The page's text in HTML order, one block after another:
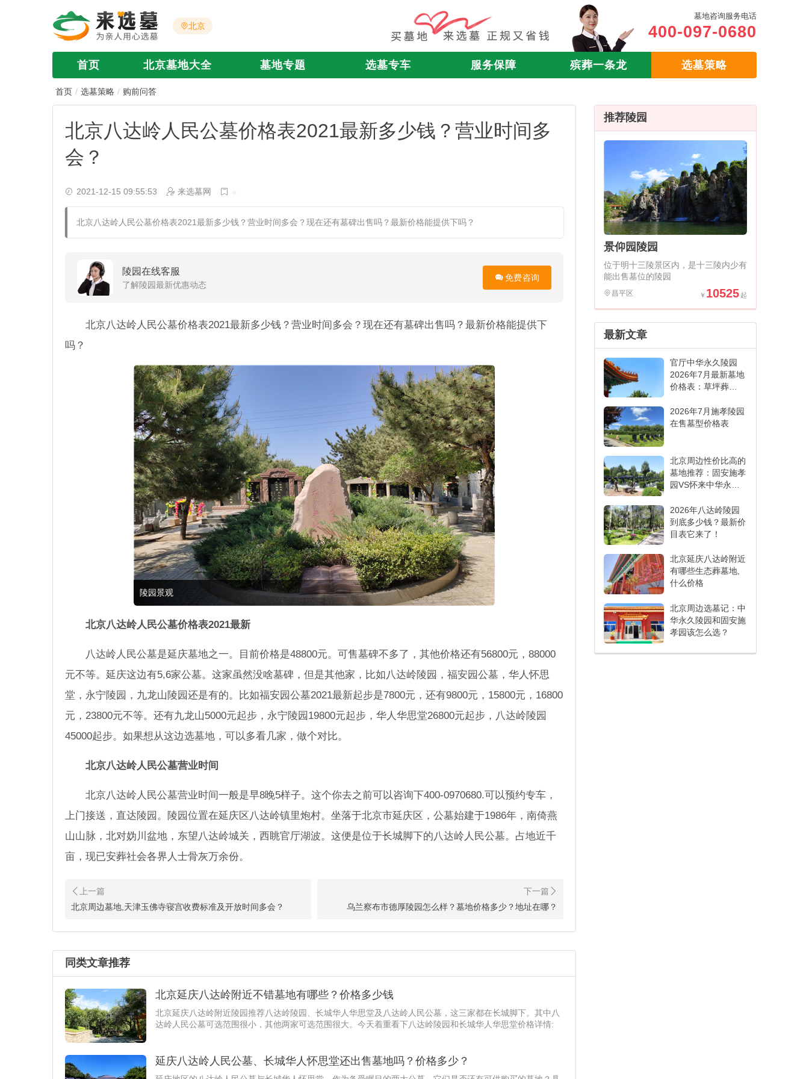
北京
墓地咨询服务电话
400-097-0680
首页 北京墓地大全 墓地专题 选墓专车 服务保障 殡葬一条龙 选墓策略
首页 选墓策略 购前问答
北京八达岭人民公墓价格表2021最新多少钱？营业时间多
会？
2021-12-15 09:55:53 来选墓网
北京八达岭人民公墓价格表2021最新多少钱？营业时间多会？现在还有墓碑出售吗？最新价格能提供下吗？
陵园在线客服
了解陵园最新优惠动态
免费咨询
北京八达岭人民公墓价格表2021最新多少钱？营业时间多会？现在还有墓碑出售吗？最新价格能提供下
吗？
陵园景观
北京八达岭人民公墓价格表2021最新
八达岭人民公墓是延庆墓地之一。目前价格是48800元。可售墓碑不多了，其他价格还有56800元，88000
元不等。延庆这边有5,6家公墓。这家虽然没啥墓碑，但是其他家，比如八达岭陵园，福安园公墓，华人怀思
堂，永宁陵园，九龙山陵园还是有的。比如福安园公墓2021最新起步是7800元，还有9800元，15800元，16800
元，23800元不等。还有九龙山5000元起步，永宁陵园19800元起步，华人华思堂26800元起步，八达岭陵园
45000起步。如果想从这边选墓地，可以多看几家，做个对比。
北京八达岭人民公墓营业时间
北京八达岭人民公墓营业时间一般是早8晚5样子。这个你去之前可以咨询下400-0970680.可以预约专车，
上门接送，直达陵园。陵园位置在延庆区八达岭镇里炮村。坐落于北京市延庆区，公墓始建于1986年，南倚燕
山山脉，北对妫川盆地，东望八达岭城关，西眺官厅湖波。这便是位于长城脚下的八达岭人民公墓。占地近千
亩，现已安葬社会各界人士骨灰万余份。
北京周边墓地,天津玉佛寺寝宫收费标准及开放时间多会？ 乌兰察布市德厚陵园怎么样？墓地价格多少？地址在哪？
同类文章推荐
北京延庆八达岭附近不错墓地有哪些？价格多少钱
北京延庆八达岭附近陵园推荐八达岭陵园、长城华人华思堂及八达岭人民公墓，这三家都在长城脚下。其中八
达岭人民公墓可选范围很小，其他两家可选范围很大。今天着重看下八达岭陵园和长城华人华思堂价格详情:
延庆八达岭人民公墓、长城华人怀思堂还出售墓地吗？价格多少？
推荐陵园
景仰园陵园
位于明十三陵景区内，是十三陵内少有
能出售墓位的陵园
昌平区 10525
最新文章
官厅中华永久陵园
2026年7月最新墓地
价格表：草坪葬
表看懂
2026年7月施孝陵园
在售墓型价格表
北京周边性价比高的
墓地推荐：固安施孝
园VS怀来中华永久
2026年八达岭陵园
到底多少钱？最新价
目表它来了！
北京延庆八达岭附近
有哪些生态葬墓地,
什么价格
北京周边选墓记：中
华永久陵园和固安施
孝园该怎么选？